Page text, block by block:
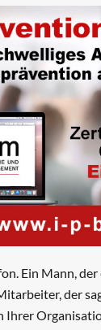
Ein Mann,
der
Ihrer